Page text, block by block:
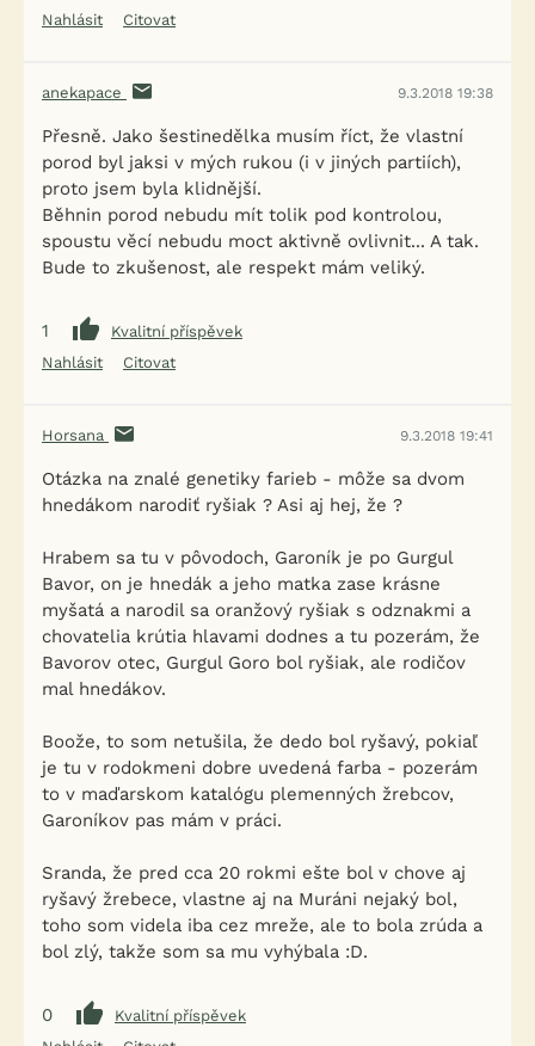
Nahlásit
Citovat
anekapace 9.3.2018 19:38
Přesně. Jako šestinedělka musím říct, že vlastní
porod byl jaksi v mých rukou (i v jiných partiích),
proto jsem byla klidnější.
Běhnin porod nebudu mít tolik pod kontrolou,
spoustu věcí nebudu moct aktivně ovlivnit... A tak.
Bude to zkušenost, ale respekt mám veliký.
1
Kvalitní příspěvek
Nahlásit
Citovat
Horsana 9.3.2018 19:41
Otázka na znalé genetiky farieb - môže sa dvom
hnedákom narodiť ryšiak ? Asi aj hej, že ?
Hrabem sa tu v pôvodoch, Garoník je po Gurgul
Bavor, on je hnedák a jeho matka zase krásne
myšatá a narodil sa oranžový ryšiak s odznakmi a
chovatelia krútia hlavami dodnes a tu pozerám, že
Bavorov otec, Gurgul Goro bol ryšiak, ale rodičov
mal hnedákov.
Boože, to som netušila, že dedo bol ryšavý, pokiaľ
je tu v rodokmeni dobre uvedená farba - pozerám
to v maďarskom katalógu plemenných žrebcov,
Garoníkov pas mám v práci.
Sranda, že pred cca 20 rokmi ešte bol v chove aj
ryšavý žrebece, vlastne aj na Muráni nejaký bol,
toho som videla iba cez mreže, ale to bola zrúda a
bol zlý, takže som sa mu vyhýbala :D.
0
Kvalitní příspěvek